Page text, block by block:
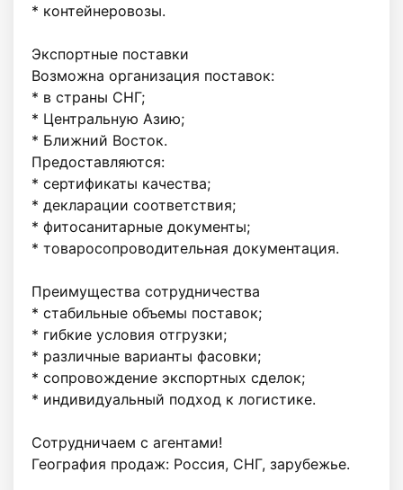
* контейнеровозы.
Экспортные поставки
Возможна организация поставок:
* в страны СНГ;
* Центральную Азию;
* Ближний Восток.
Предоставляются:
* сертификаты качества;
* декларации соответствия;
* фитосанитарные документы;
* товаросопроводительная документация.
Преимущества сотрудничества
* стабильные объемы поставок;
* гибкие условия отгрузки;
* различные варианты фасовки;
* сопровождение экспортных сделок;
* индивидуальный подход к логистике.
Сотрудничаем с агентами!
География продаж: Россия, СНГ, зарубежье.